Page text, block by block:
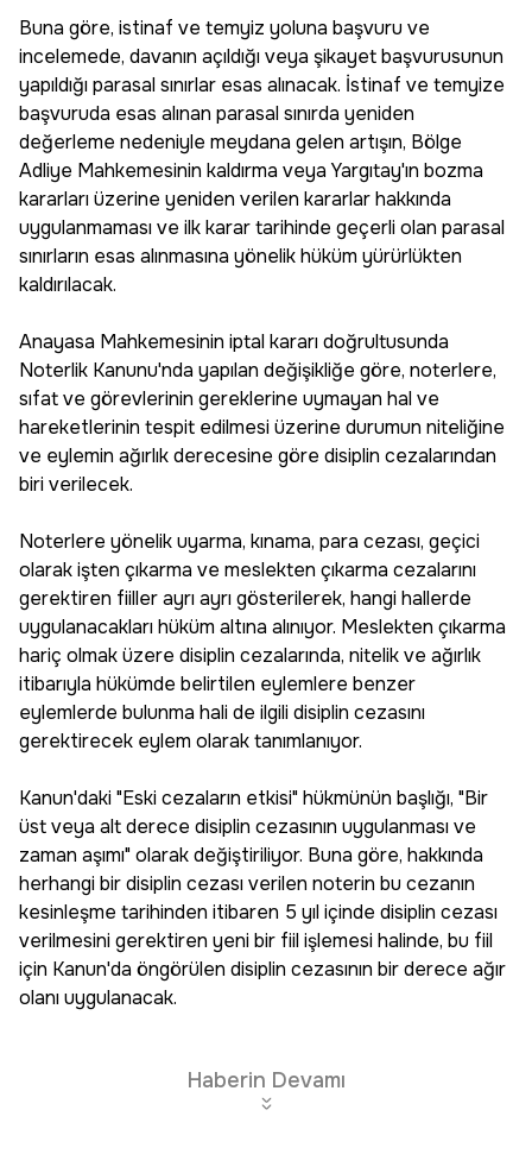
Buna göre, istinaf ve temyiz yoluna başvuru ve
incelemede, davanın açıldığı veya şikayet başvurusunun
yapıldığı parasal sınırlar esas alınacak. İstinaf ve temyize
başvuruda esas alınan parasal sınırda yeniden
değerleme nedeniyle meydana gelen artışın, Bölge
Adliye Mahkemesinin kaldırma veya Yargıtay'ın bozma
kararları üzerine yeniden verilen kararlar hakkında
uygulanmaması ve ilk karar tarihinde geçerli olan parasal
sınırların esas alınmasına yönelik hüküm yürürlükten
kaldırılacak.
Anayasa Mahkemesinin iptal kararı doğrultusunda
Noterlik Kanunu'nda yapılan değişikliğe göre, noterlere,
sıfat ve görevlerinin gereklerine uymayan hal ve
hareketlerinin tespit edilmesi üzerine durumun niteliğine
ve eylemin ağırlık derecesine göre disiplin cezalarından
biri verilecek.
Noterlere yönelik uyarma, kınama, para cezası, geçici
olarak işten çıkarma ve meslekten çıkarma cezalarını
gerektiren fiiller ayrı ayrı gösterilerek, hangi hallerde
uygulanacakları hüküm altına alınıyor. Meslekten çıkarma
hariç olmak üzere disiplin cezalarında, nitelik ve ağırlık
itibarıyla hükümde belirtilen eylemlere benzer
eylemlerde bulunma hali de ilgili disiplin cezasını
gerektirecek eylem olarak tanımlanıyor.
Kanun'daki "Eski cezaların etkisi" hükmünün başlığı, "Bir
üst veya alt derece disiplin cezasının uygulanması ve
zaman aşımı" olarak değiştiriliyor. Buna göre, hakkında
herhangi bir disiplin cezası verilen noterin bu cezanın
kesinleşme tarihinden itibaren 5 yıl içinde disiplin cezası
verilmesini gerektiren yeni bir fiil işlemesi halinde, bu fiil
için Kanun'da öngörülen disiplin cezasının bir derece ağır
olanı uygulanacak.
Haberin Devamı